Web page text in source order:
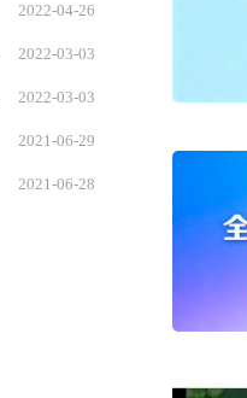
2022-04-26
2022-03-03
2022-03-03
2021-06-29
2021-06-28